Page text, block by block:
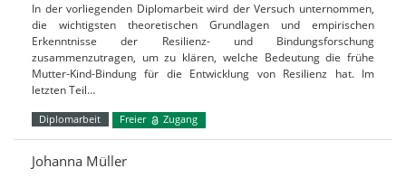
In der vorliegenden Diplomarbeit wird der Versuch unternommen,
die wichtigsten theoretischen Grundlagen und empirischen
Erkenntnisse der Resilienz- und Bindungsforschung
zusammenzutragen, um zu klären, welche Bedeutung die frühe
Mutter-Kind-Bindung für die Entwicklung von Resilienz hat. Im
letzten Teil…
Diplomarbeit Freier Zugang
Johanna Müller